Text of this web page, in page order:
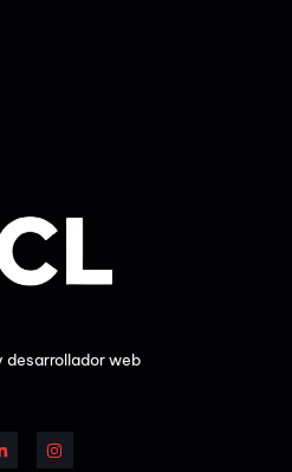
desarrollador web
s
t
a